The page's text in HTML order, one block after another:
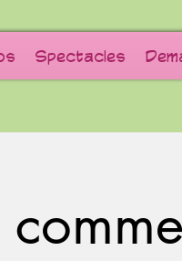
Spectacles